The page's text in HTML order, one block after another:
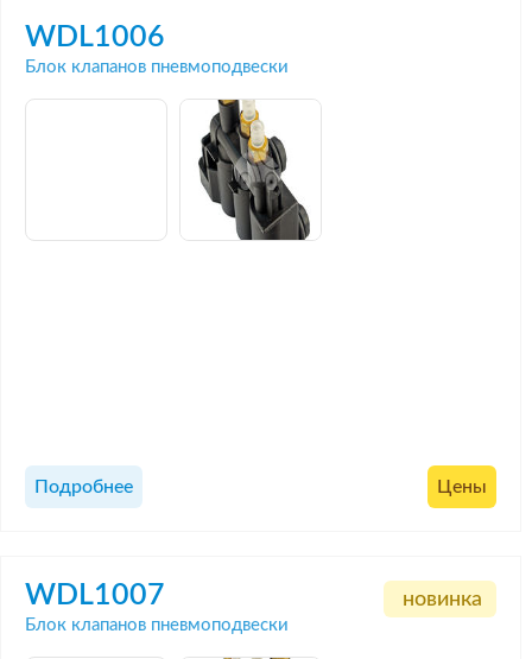
WDL1006
Блок клапанов пневмоподвески
Подробнее Цены
WDL1007
Блок клапанов пневмоподвески
новинка